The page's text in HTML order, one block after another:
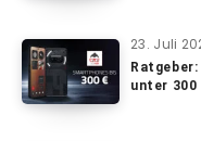
23. Juli
unter 300